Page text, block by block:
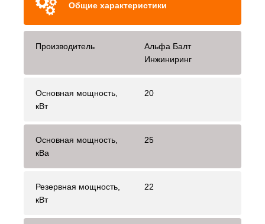
Общие характеристики
Производитель
Альфа Балт
Инжиниринг
Основная мощность,
кВт
20
Основная мощность,
кВа
25
Резервная мощность,
кВт
22